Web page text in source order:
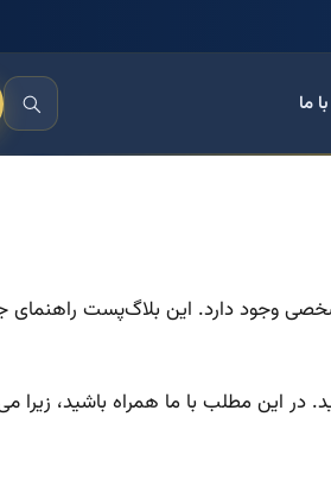
ما
وجود دارد. این بلاگ‌پست راهنمای
در این مطلب با ما همراه باشید،